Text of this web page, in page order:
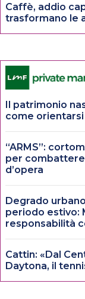
Caffè, addio
trasformano le
Il patrimonio
come
“ARMS”:
per
d’opera
Degrado
periodo estivo:
responsabilità
Cattin: «Dal
Daytona, il